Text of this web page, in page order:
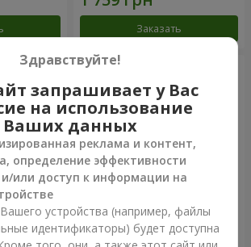
Заказать
Монобукет из 9 белых роз
Здравствуйте!
запрашивает у Вас
на использование
Ваших данных
реклама и контент,
определение эффективности
или доступ к информации на
устройства (например, файлы
идентификаторы) будет доступна